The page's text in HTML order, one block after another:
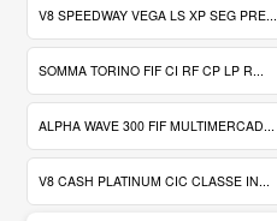
V8 SPEEDWAY VEGA LS XP SEG PRE...
SOMMA TORINO FIF CI RF CP LP R...
ALPHA WAVE 300 FIF MULTIMERCAD...
V8 CASH PLATINUM CIC CLASSE IN...